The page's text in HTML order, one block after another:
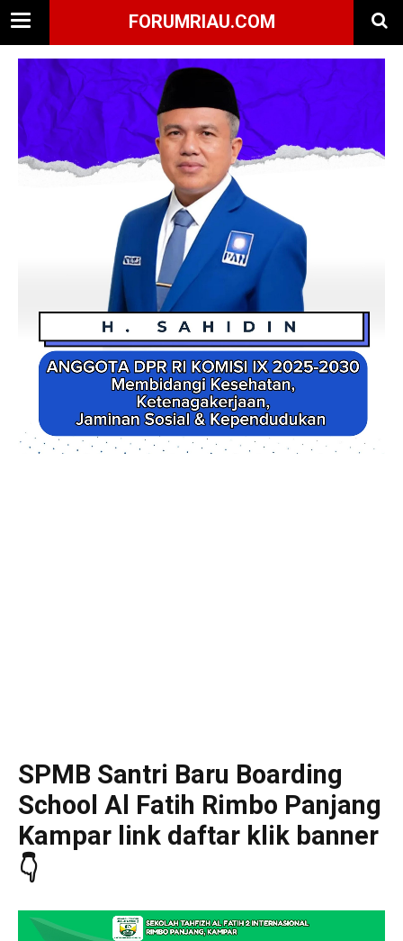
FORUMRIAU.COM
SPMB Santri Baru Boarding
School Al Fatih Rimbo Panjang
Kampar link daftar klik banner
👇